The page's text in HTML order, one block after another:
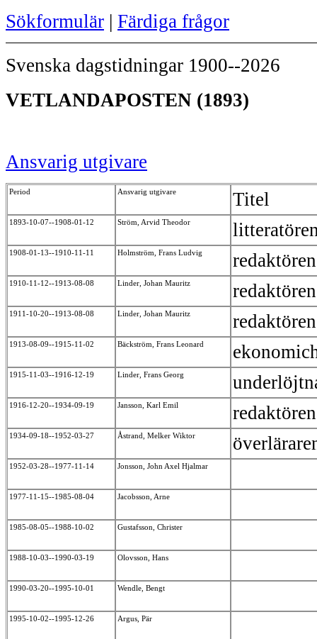
Sökformulär | Färdiga frågor
Svenska dagstidningar 1900--2026
VETLANDAPOSTEN (1893)
Ansvarig utgivare
Period Ansvarig utgivare Titel
1893-10-07--1908-01-12 Ström, Arvid Theodor
1908-01-13--1910-11-11 Holmström, Frans Ludvig
1910-11-12--1913-08-08 Linder, Johan Mauritz
1911-10-20--1913-08-08 Linder, Johan Mauritz
1913-08-09--1915-11-02 Bäckström, Frans Leonard
1915-11-03--1916-12-19 Linder, Frans Georg
1916-12-20--1934-09-19 Jansson, Karl Emil
1934-09-18--1952-03-27 Åstrand, Melker Wiktor
1952-03-28--1977-11-14 Jonsson, John Axel Hjalmar
1977-11-15--1985-08-04 Jacobsson, Arne
1985-08-05--1988-10-02 Gustafsson, Christer
1988-10-03--1990-03-19 Olovsson, Hans
1990-03-20--1995-10-01 Wendle, Bengt
1995-10-02--1995-12-26 Argus, Pär